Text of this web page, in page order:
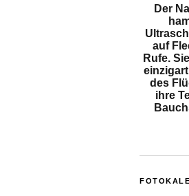
Der
auf
Rufe.
des
ihre